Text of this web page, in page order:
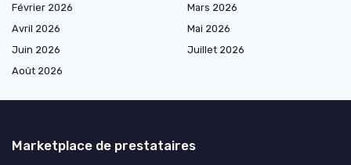
Février 2026
Mars 2026
Avril 2026
Mai 2026
Juin 2026
Juillet 2026
Août 2026
Marketplace de prestataires